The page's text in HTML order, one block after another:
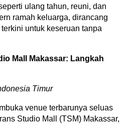
ulang tahun, reuni, dan
ramah keluarga, dirancang
untuk keseruan tanpa
Mall Makassar: Langkah
Timur
venue terbarunya seluas
Studio Mall (TSM) Makassar,